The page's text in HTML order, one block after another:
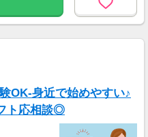
ある場合があります。
OK-身近で始めやすい♪
ト応相談◎